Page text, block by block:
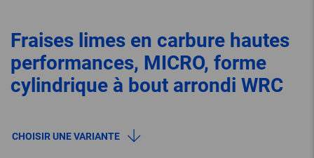
Fraises limes en carbure hautes
performances, MICRO, forme
cylindrique à bout arrondi WRC
CHOISIR UNE VARIANTE